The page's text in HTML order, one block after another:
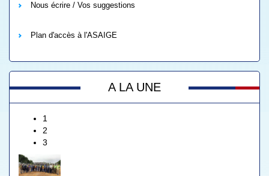
Nous écrire / Vos suggestions
Plan d'accès à l'ASAIGE
A LA UNE
1
2
3